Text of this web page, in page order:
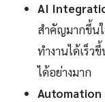
AI
สำคัญมากขึ้น
ทำงานได้เร็
ได้อย่างมาก
Automation